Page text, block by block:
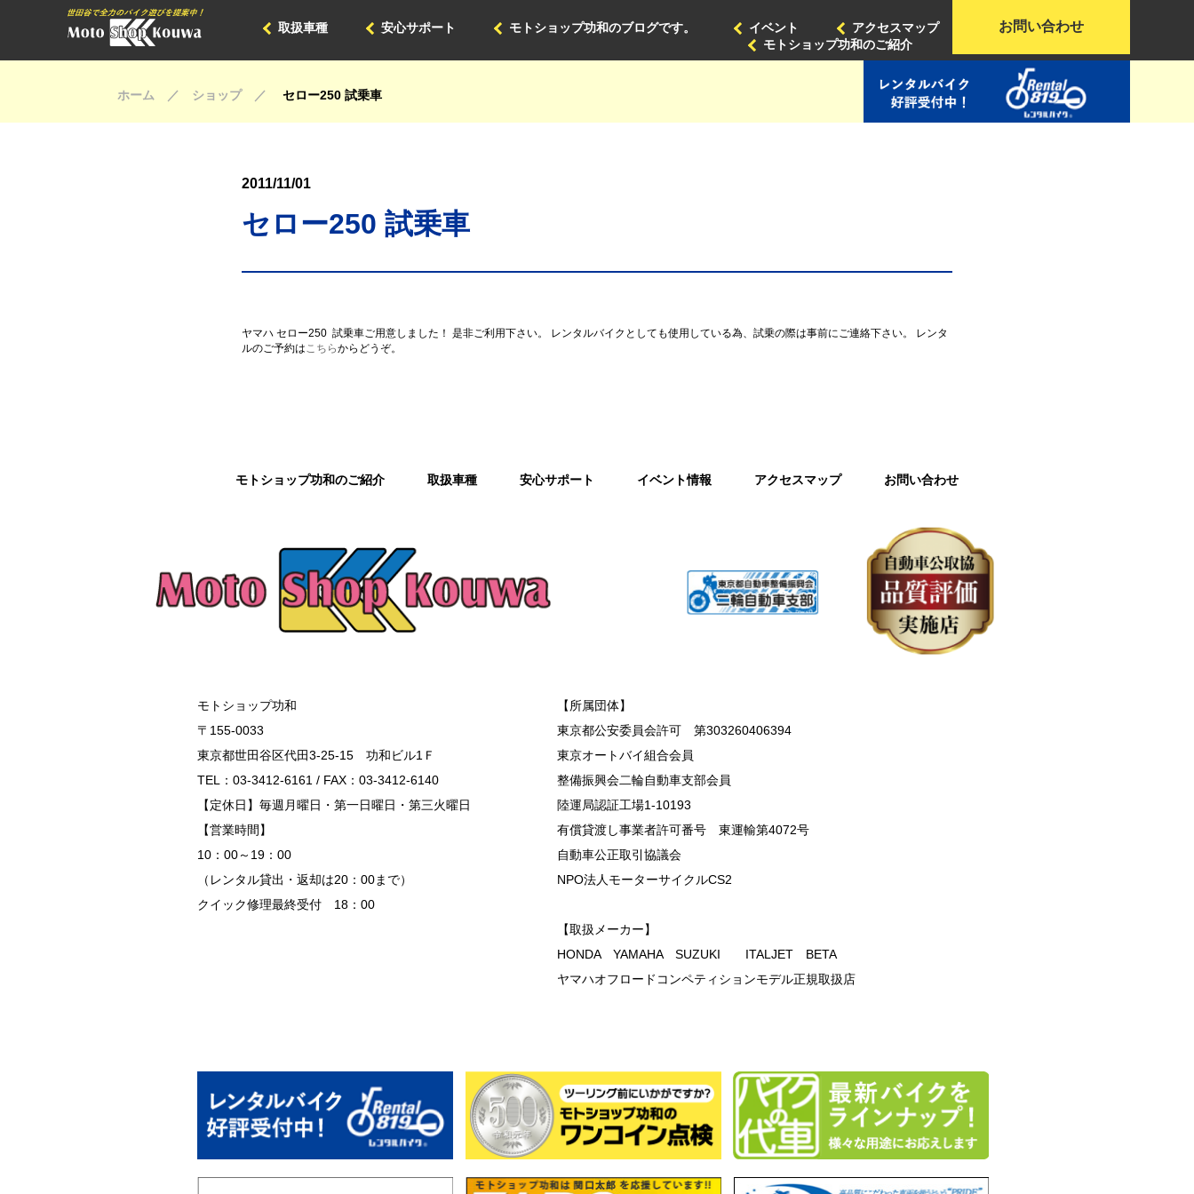
お問い合わせ
アクセスマップ
イベント
モトショップ功和のブログです。
安心サポート
取扱車種
モトショップ功和のご紹介
ホーム ／ ショップ ／ セロー250 試乗車
2011/11/01
セロー250 試乗車
ヤマハ セロー250 試乗車ご用意しました！ 是非ご利用下さい。 レンタルバイクとしても使用している為、試乗の際は事前にご連絡下さい。 レンタ
ルのご予約はこちらからどうぞ。
モトショップ功和のご紹介 取扱車種 安心サポート イベント情報 アクセスマップ お問い合わせ
モトショップ功和
〒155-0033
東京都世田谷区代田3-25-15 功和ビル1Ｆ
TEL：03-3412-6161 / FAX：03-3412-6140
【定休日】毎週月曜日・第一日曜日・第三火曜日
【営業時間】
10：00～19：00
（レンタル貸出・返却は20：00まで）
クイック修理最終受付 18：00
【所属団体】
東京都公安委員会許可 第303260406394
東京オートバイ組合会員
整備振興会二輪自動車支部会員
陸運局認証工場1-10193
有償貸渡し事業者許可番号 東運輸第4072号
自動車公正取引協議会
NPO法人モーターサイクルCS2
【取扱メーカー】
HONDA YAMAHA SUZUKI ITALJET BETA
ヤマハオフロードコンペティションモデル正規取扱店